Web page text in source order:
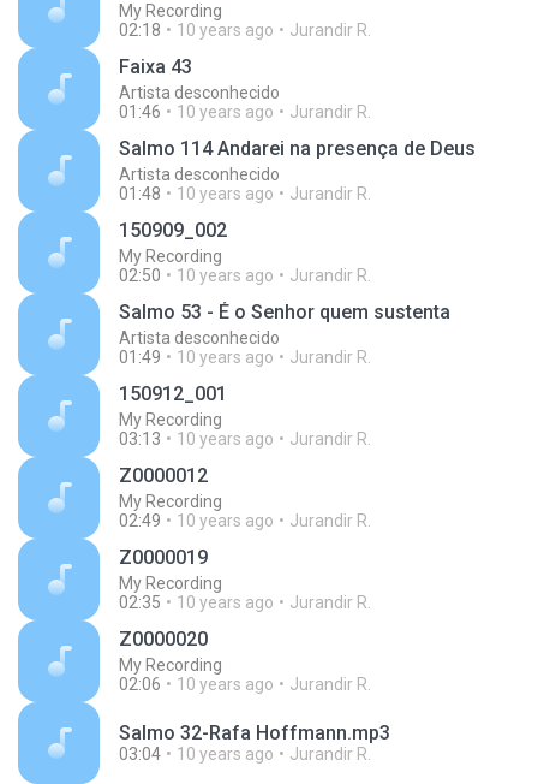
My Recording
02:18
10 years ago Jurandir R.
Faixa 43
Artista desconhecido
01:46
10 years ago Jurandir R.
Salmo 114 Andarei na presença de Deus
Artista desconhecido
01:48
10 years ago Jurandir R.
150909_002
My Recording
02:50
10 years ago Jurandir R.
Salmo 53 - É o Senhor quem sustenta
Artista desconhecido
01:49
10 years ago Jurandir R.
150912_001
My Recording
03:13
10 years ago Jurandir R.
Z0000012
My Recording
02:49
10 years ago Jurandir R.
Z0000019
My Recording
02:35
10 years ago Jurandir R.
Z0000020
My Recording
02:06
10 years ago Jurandir R.
Salmo 32-Rafa Hoffmann.mp3
03:04 10 years ago Jurandir R.